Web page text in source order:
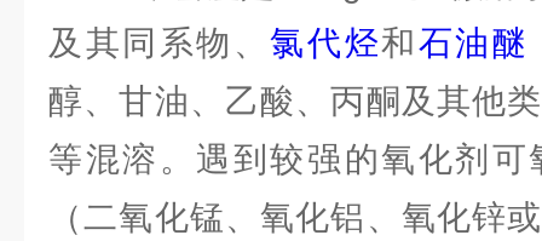
及其同系物、氯代烃和石油醚
醇、甘油、乙酸、丙酮及其他
等混溶。遇到较强的氧化剂
（二氧化锰、氧化铝、氧化锌